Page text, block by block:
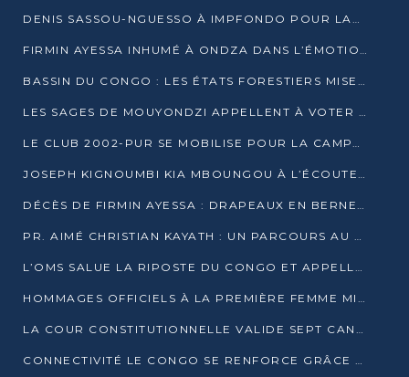
DENIS SASSOU-NGUESSO À IMPFONDO POUR LANCER LE CORRIDOR 13
FIRMIN AYESSA INHUMÉ À ONDZA DANS L’ÉMOTION ET LE RECUEILLEMENT
BASSIN DU CONGO : LES ÉTATS FORESTIERS MISENT SUR LES MARCHÉS CARBONE
LES SAGES DE MOUYONDZI APPELLENT À VOTER DENIS SASSOU-NGUESSO
LE CLUB 2002-PUR SE MOBILISE POUR LA CAMPAGNE
JOSEPH KIGNOUMBI KIA MBOUNGOU À L’ÉCOUTE DE TALANGAÏ
DÉCÈS DE FIRMIN AYESSA : DRAPEAUX EN BERNE LUNDI
PR. AIMÉ CHRISTIAN KAYATH : UN PARCOURS AU SERVICE DE LA RECHERCHE ET DE L’INNOVATION
L’OMS SALUE LA RIPOSTE DU CONGO ET APPELLE À DES RÉFORMES DURABLES
HOMMAGES OFFICIELS À LA PREMIÈRE FEMME MINISTRE DU CONGO
LA COUR CONSTITUTIONNELLE VALIDE SEPT CANDIDATURES POUR LA PRÉSIDENTIELLE
CONNECTIVITÉ LE CONGO SE RENFORCE GRÂCE AU CÂBLE 2AFRICA